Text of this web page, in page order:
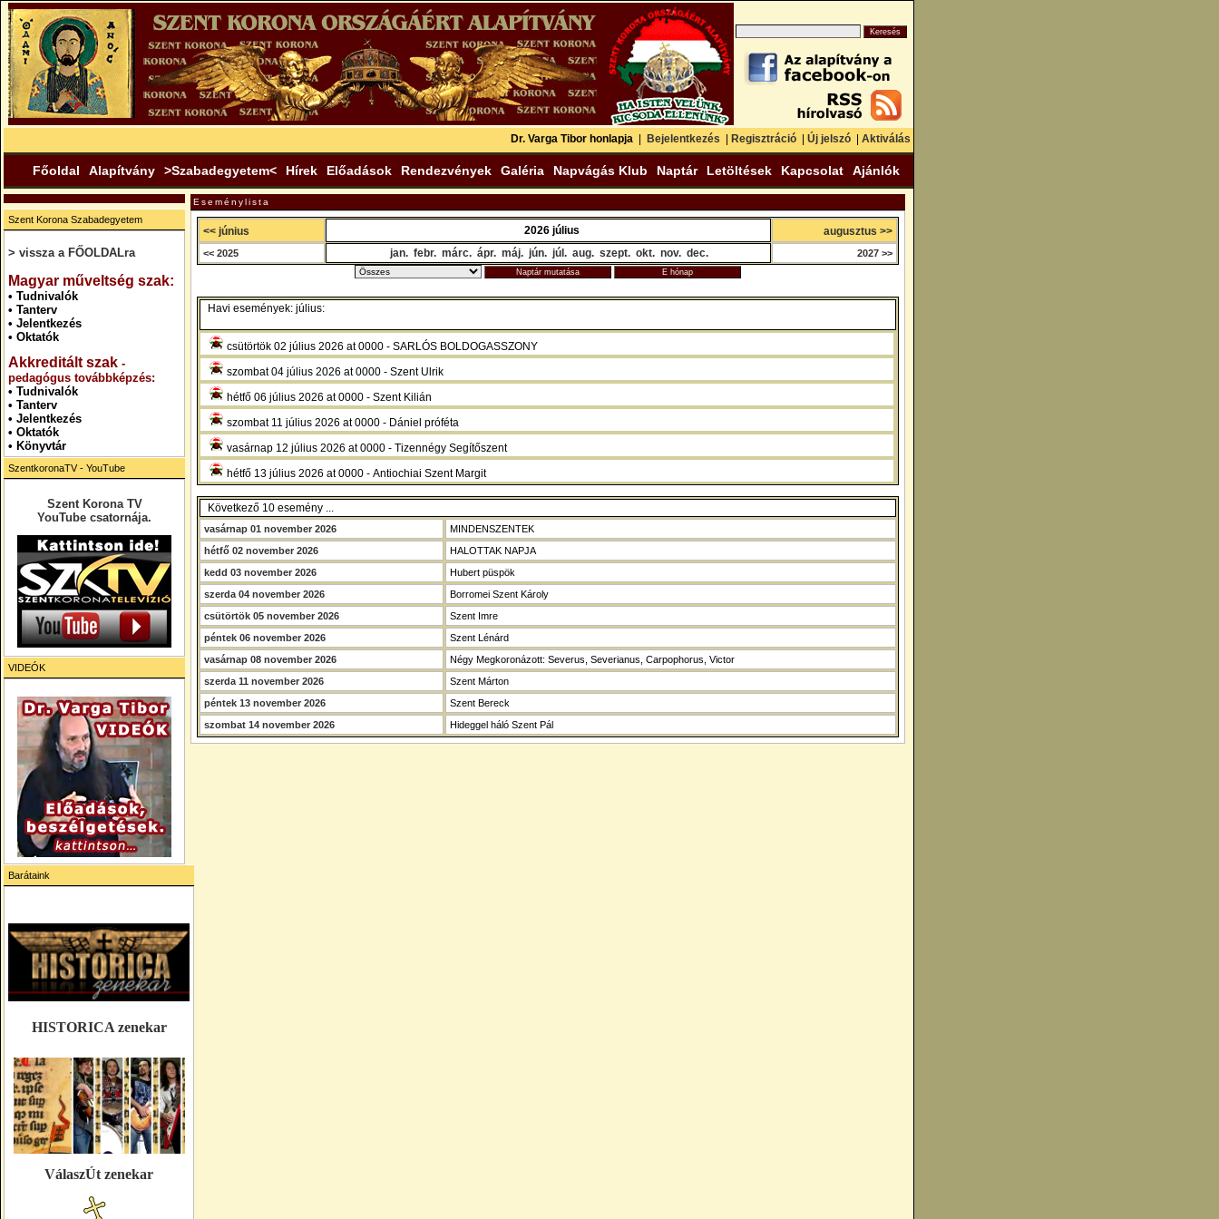
Dr. Varga Tibor honlapja Bejelentkezés Regisztráció Új jelszó Aktiválás
Főoldal Alapítvány >Szabadegyetem< Hírek Előadások Rendezvények Galéria Napvágás Klub Naptár Letöltések Kapcsolat Ajánlók
Szent Korona Szabadegyetem
> vissza a FŐOLDALra
Magyar műveltség szak:
• Tudnivalók
• Tanterv
• Jelentkezés
• Oktatók
Akkreditált szak -
pedagógus továbbképzés:
• Tudnivalók
• Tanterv
• Jelentkezés
• Oktatók
• Könyvtár
SzentkoronaTV - YouTube
Szent Korona TV
YouTube csatornája.
VIDEÓK
Barátaink
HISTORICA zenekar
VálaszÚt zenekar
Eseménylista
<< június 2026 július augusztus >>
<< 2025 jan. febr. márc. ápr. máj. jún. júl. aug. szept. okt. nov. dec. 2027 >>
Havi események: július:
csütörtök 02 július 2026 at 0000 - SARLÓS BOLDOGASSZONY
szombat 04 július 2026 at 0000 - Szent Ulrik
hétfő 06 július 2026 at 0000 - Szent Kilián
szombat 11 július 2026 at 0000 - Dániel próféta
vasárnap 12 július 2026 at 0000 - Tizennégy Segítőszent
hétfő 13 július 2026 at 0000 - Antiochiai Szent Margit
Következő 10 esemény ...
vasárnap 01 november 2026
MINDENSZENTEK
hétfő 02 november 2026
HALOTTAK NAPJA
kedd 03 november 2026
Hubert püspök
szerda 04 november 2026
Borromei Szent Károly
csütörtök 05 november 2026
Szent Imre
péntek 06 november 2026
Szent Lénárd
vasárnap 08 november 2026
Négy Megkoronázott: Severus, Severianus, Carpophorus, Victor
szerda 11 november 2026
Szent Márton
péntek 13 november 2026
Szent Bereck
szombat 14 november 2026
Hideggel háló Szent Pál